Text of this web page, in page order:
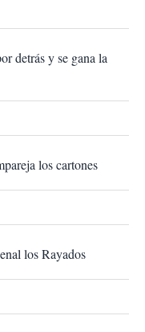
detrás y se gana la
los cartones
los Rayados